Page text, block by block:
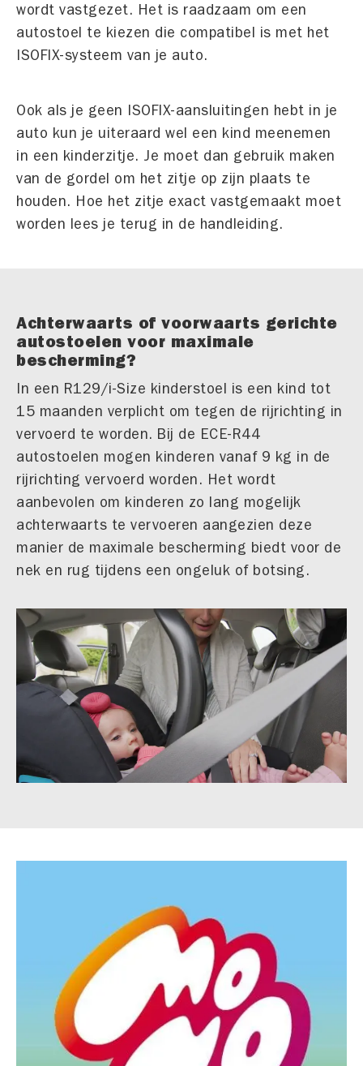
wordt vastgezet. Het is raadzaam om een
autostoel te kiezen die compatibel is met het
ISOFIX-systeem van je auto.
Ook als je geen ISOFIX-aansluitingen hebt in je
auto kun je uiteraard wel een kind meenemen
in een kinderzitje. Je moet dan gebruik maken
van de gordel om het zitje op zijn plaats te
houden. Hoe het zitje exact vastgemaakt moet
worden lees je terug in de handleiding.
Achterwaarts of voorwaarts gerichte
autostoelen voor maximale
bescherming?
In een R129/i-Size kinderstoel is een kind tot
15 maanden verplicht om tegen de rijrichting in
vervoerd te worden. Bij de ECE-R44
autostoelen mogen kinderen vanaf 9 kg in de
rijrichting vervoerd worden. Het wordt
aanbevolen om kinderen zo lang mogelijk
achterwaarts te vervoeren aangezien deze
manier de maximale bescherming biedt voor de
nek en rug tijdens een ongeluk of botsing.